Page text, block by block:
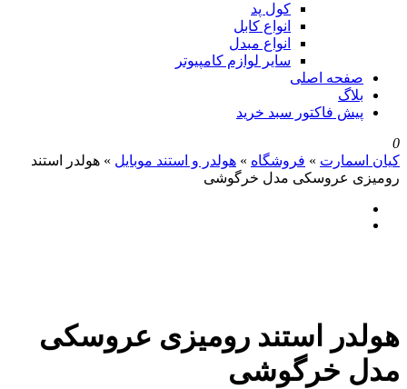
کول پد
انواع کابل
انواع مبدل
سایر لوازم کامپیوتر
صفحه اصلی
بلاگ
پیش فاکتور سبد خرید
0
کیان اسمارت » فروشگاه » هولدر و استند موبایل » هولدر استند
رومیزی عروسکی مدل خرگوشی
هولدر استند رومیزی عروسکی
مدل خرگوشی